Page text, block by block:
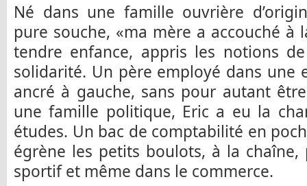
Né dans une famille ouvrière
pure souche, «ma mère a accouché à
tendre enfance, appris les notions
solidarité. Un père employé dans une
ancré à gauche, sans pour autant
une famille politique, Eric a eu la
études. Un bac de comptabilité en
égrène les petits boulots, à la
sportif et même dans le commerce.